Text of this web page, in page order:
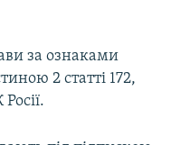
за ознаками
2 статті 172,